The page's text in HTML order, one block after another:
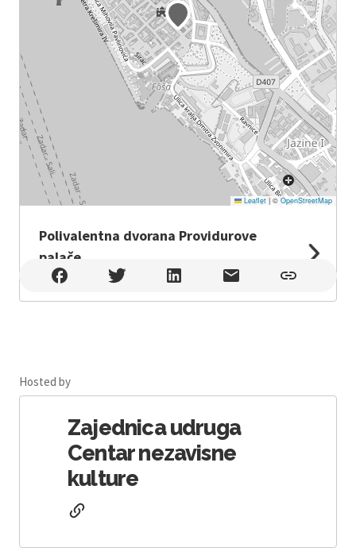
Leaflet |©OpenStreetMap
Polivalentna dvorana Providurove
palače
Polivalentna dvorana Providurove palače , Zadar
Hosted by
Zajednica udruga
Centar nezavisne
kulture